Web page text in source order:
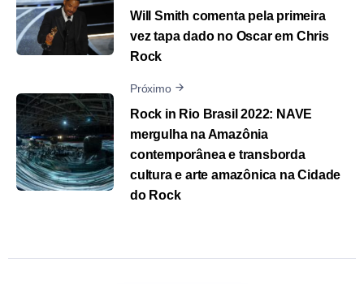
Will Smith comenta pela primeira
vez tapa dado no Oscar em Chris
Rock
Próximo
Rock in Rio Brasil 2022: NAVE
mergulha na Amazônia
contemporânea e transborda
cultura e arte amazônica na Cidade
do Rock